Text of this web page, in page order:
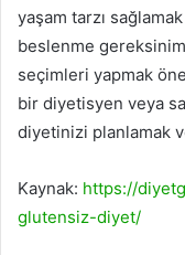
yaşam tarzı
beslenme
seçimleri yapmak
bir diyetisyen veya
diyetinizi planlamak
Kaynak: https://
glutensiz-diyet/